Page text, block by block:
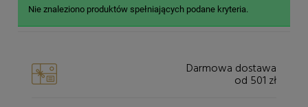
Nie znaleziono produktów spełniających podane kryteria.
Darmowa dostawa
od 501 zł